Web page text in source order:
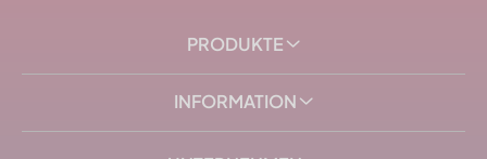
PRODUKTE
INFORMATION